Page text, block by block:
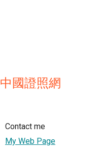
中國證照網
Contact me
My Web Page